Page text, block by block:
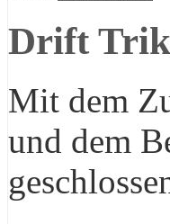
Drift
Mit dem
und dem